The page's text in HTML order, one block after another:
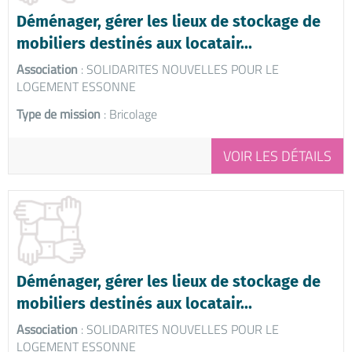
Déménager, gérer les lieux de stockage de
mobiliers destinés aux locatair...
Association : SOLIDARITES NOUVELLES POUR LE
LOGEMENT ESSONNE
Type de mission : Bricolage
VOIR LES DÉTAILS
Déménager, gérer les lieux de stockage de
mobiliers destinés aux locatair...
Association : SOLIDARITES NOUVELLES POUR LE
LOGEMENT ESSONNE